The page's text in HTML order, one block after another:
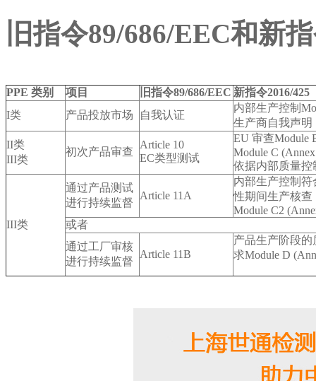
旧指令89/686/EEC和新
PPE 类别 项目 旧指令89/686/EEC 新指令2016/425
I类
产品投放市场 自我认证
内部生产控制
生产商自我声明
II类
III类
初次产品审查
Article 10
EC类型测试
EU 审查Module
Module C
依据内部质量
III类
通过产品测试
进行持续监督
Article 11A
内部生产控制
性期间生产核查
Module C2
或者
通过工厂审核
进行持续监督
Article 11B
产品生产阶段
求Module D